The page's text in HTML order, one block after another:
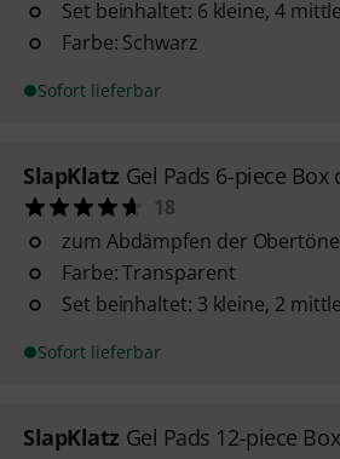
Set beinhaltet: 6 kleine, 4
Farbe: Schwarz
Sofort lieferbar
SlapKlatz Gel Pads 6-piece Box
18
zum Abdämpfen der
Farbe: Transparent
Set beinhaltet: 3 kleine, 2
Sofort lieferbar
SlapKlatz Gel Pads 12-piece